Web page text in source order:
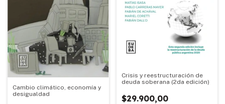
Cambio climático, economía y
desigualdad
Crisis y reestructuración de
deuda soberana (2da edición)
$29.900,00